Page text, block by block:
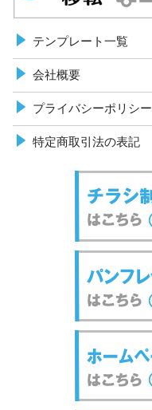
テンプレート一覧
会社概要
プライバシーポリシー
特定商取引法の表記